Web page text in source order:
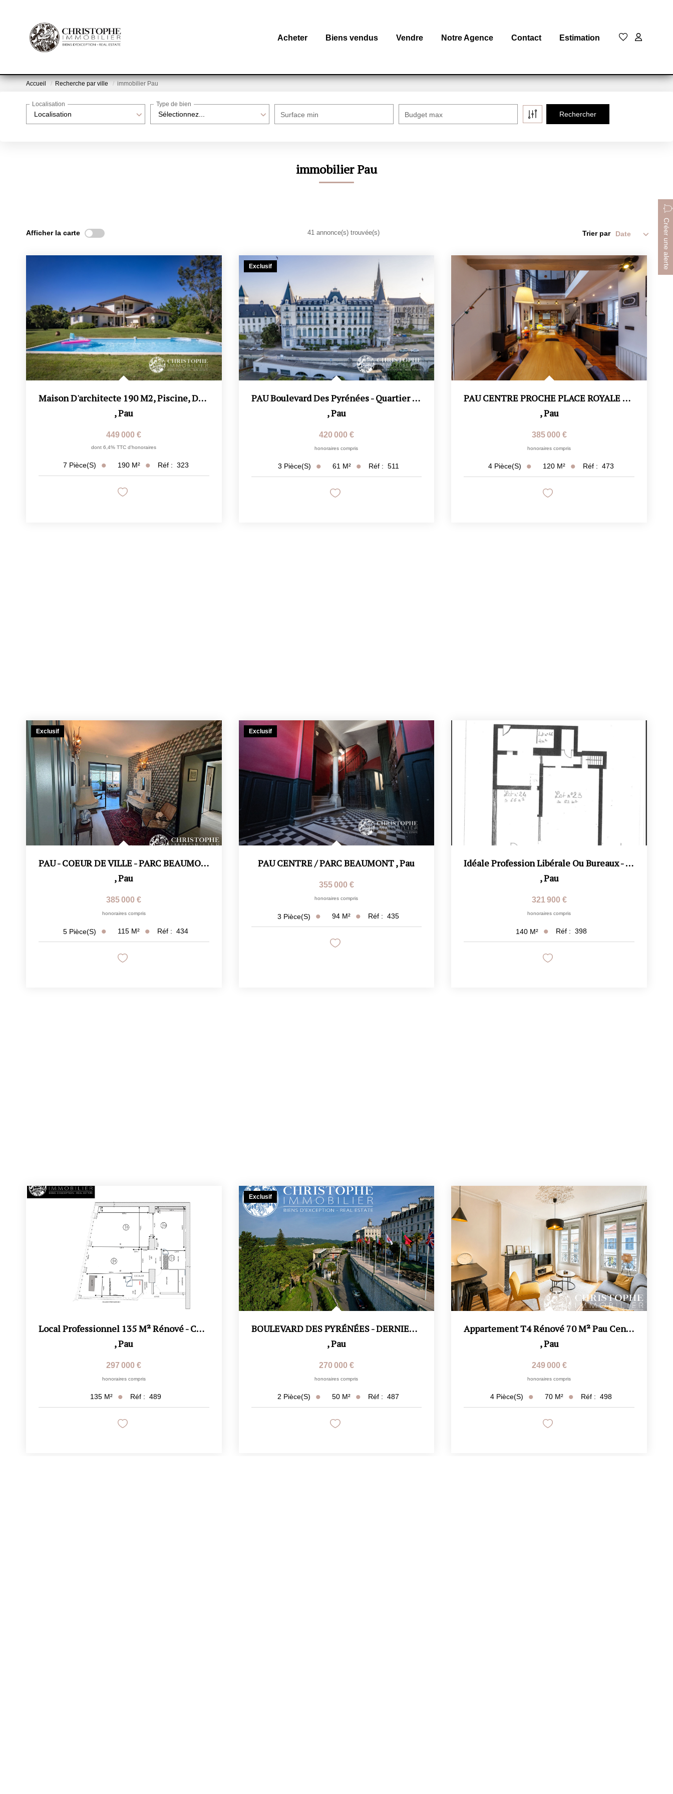
Acheter Biens vendus Vendre Notre Agence Contact Estimation
Accueil Recherche par ville immobilier Pau
Localisation
Localisation
Sélectionnez...
Type de bien
Surface min Budget max
immobilier Pau
Créer une alerte
Afficher la carte 41 annonce(s) trouvée(s) Trier par
Maison D'architecte 190 M2, Piscine, Double Garage, Secteur...
,Pau
449 000 €
dont 6,4% TTC d'honoraires
7 Pièce(s) 190 M² Réf : 323
Exclusif
PAU Boulevard Des Pyrénées - Quartier Du Château - Ancien...
,Pau
420 000 €
honoraires compris
3 Pièce(s) 61 M² Réf : 511
PAU CENTRE PROCHE PLACE ROYALE CLÉMENCEAU. Appartement...
,Pau
385 000 €
honoraires compris
4 Pièce(s) 120 M² Réf : 473
Exclusif
PAU - COEUR DE VILLE - PARC BEAUMONT
,Pau
385 000 €
honoraires compris
5 Pièce(s) 115 M² Réf : 434
Exclusif
PAU CENTRE / PARC BEAUMONT,Pau
355 000 €
honoraires compris
3 Pièce(s) 94 M² Réf : 435
Idéale Profession Libérale Ou Bureaux - Murs Commerciaux...
,Pau
321 900 €
honoraires compris
140 M² Réf : 398
Local Professionnel 135 M² Rénové - Centre-Ville - Bureaux,...
,Pau
297 000 €
honoraires compris
135 M² Réf : 489
Exclusif
BOULEVARD DES PYRÉNÉES - DERNIER ÉTAGE AVEC ASCENSEUR - VUE...
,Pau
270 000 €
honoraires compris
2 Pièce(s) 50 M² Réf : 487
Appartement T4 Rénové 70 M² Pau Centre-Ville - 3 Chambres -...
,Pau
249 000 €
honoraires compris
4 Pièce(s) 70 M² Réf : 498